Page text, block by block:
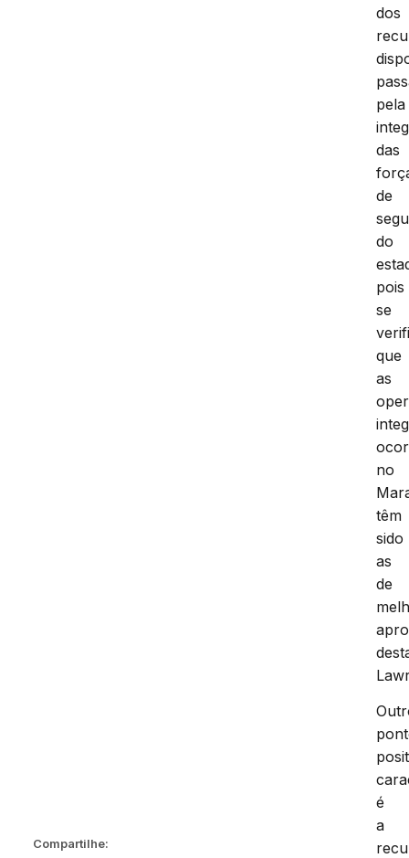
Compartilhe:
dos
pela
das
de
do
pois
se
que
as
no
têm
sido
as
de
é
a